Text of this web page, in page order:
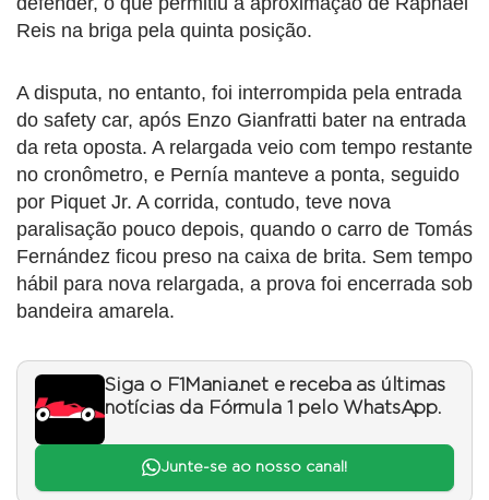
Reis na briga pela quinta posição.
A disputa, no entanto, foi interrompida pela entrada
do safety car, após Enzo Gianfratti bater na entrada
da reta oposta. A relargada veio com tempo restante
no cronômetro, e Pernía manteve a ponta, seguido
por Piquet Jr. A corrida, contudo, teve nova
paralisação pouco depois, quando o carro de Tomás
Fernández ficou preso na caixa de brita. Sem tempo
hábil para nova relargada, a prova foi encerrada sob
bandeira amarela.
Siga o F1Mania.net e receba as últimas
notícias da Fórmula 1 pelo WhatsApp.
Junte-se ao nosso canal!